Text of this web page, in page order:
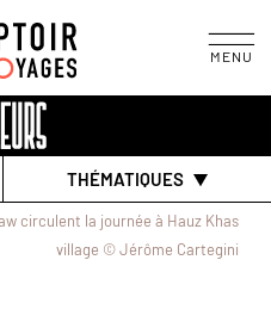
MENU
THÉMATIQUES
circulent la journée à Hauz Khas
village © Jérôme Cartegini